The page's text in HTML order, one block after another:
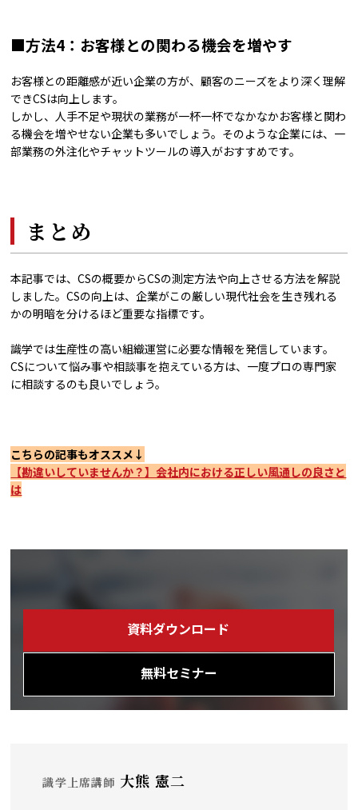
■方法4：お客様との関わる機会を増やす
お客様との距離感が近い企業の方が、顧客のニーズをより深く理解
できCSは向上します。
しかし、人手不足や現状の業務が一杯一杯でなかなかお客様と関わ
る機会を増やせない企業も多いでしょう。そのような企業には、一
部業務の外注化やチャットツールの導入がおすすめです。
まとめ
本記事では、CSの概要からCSの測定方法や向上させる方法を解説
しました。CSの向上は、企業がこの厳しい現代社会を生き残れる
かの明暗を分けるほど重要な指標です。
識学では生産性の高い組織運営に必要な情報を発信しています。
CSについて悩み事や相談事を抱えている方は、一度プロの専門家
に相談するのも良いでしょう。
こちらの記事もオススメ↓
【勘違いしていませんか？】会社内における正しい風通しの良さと
は
資料ダウンロード
無料セミナー
識学上席講師 大熊 憲二